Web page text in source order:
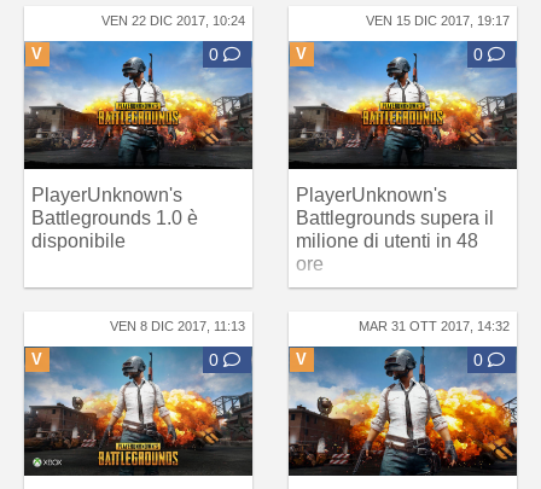
VEN 22 DIC 2017, 10:24
V 0
PlayerUnknown's
Battlegrounds 1.0 è
disponibile
VEN 15 DIC 2017, 19:17
V 0
PlayerUnknown's
Battlegrounds supera il
milione di utenti in 48
ore
VEN 8 DIC 2017, 11:13
V 0
MAR 31 OTT 2017, 14:32
V 0